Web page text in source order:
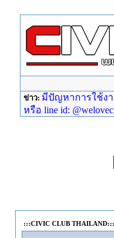
ข่าว: มีปัญหาการใช้ง
หรือ line id:
:::CIVIC CLUB THAILAND:::